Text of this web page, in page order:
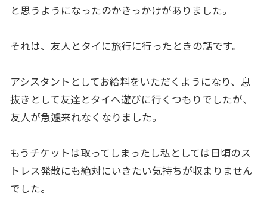
と思うようになったのかきっかけがありました。
それは、友人とタイに旅行に行ったときの話です。
アシスタントとしてお給料をいただくようになり、息
抜きとして友達とタイへ遊びに行くつもりでしたが、
友人が急遽来れなくなりました。
もうチケットは取ってしまったし私としては日頃のス
トレス発散にも絶対にいきたい気持ちが収まりません
でした。